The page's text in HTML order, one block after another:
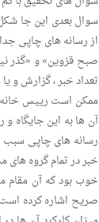
سوال بعدی این جا
صبح قزوین» و «گذر
تعداد خبر ، گزارش و
ممکن است رییس خانه
آن ها به این جایگاه
رسانه های چاپی سبب
خبر در تمام گروه
خوب بود که آن مقام
صریح اشاره کرده